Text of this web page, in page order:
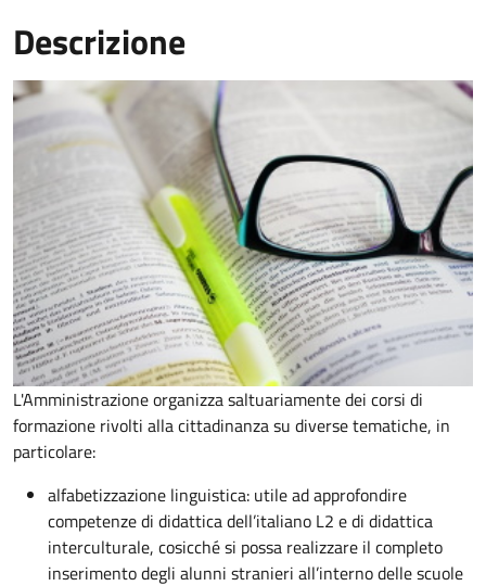
Descrizione
L'Amministrazione organizza saltuariamente dei corsi di
formazione rivolti alla cittadinanza su diverse tematiche, in
particolare:
alfabetizzazione linguistica: utile ad approfondire
competenze di didattica dell’italiano L2 e di didattica
interculturale, cosicché si possa realizzare il completo
inserimento degli alunni stranieri all’interno delle scuole